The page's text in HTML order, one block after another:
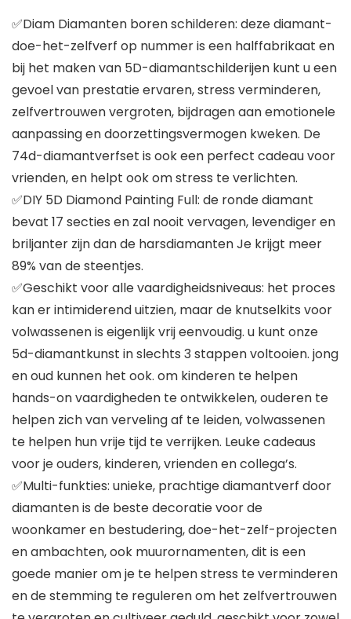
✅Diam Diamanten boren schilderen: deze diamant-
doe-het-zelfverf op nummer is een halffabrikaat en
bij het maken van 5D-diamantschilderijen kunt u een
gevoel van prestatie ervaren, stress verminderen,
zelfvertrouwen vergroten, bijdragen aan emotionele
aanpassing en doorzettingsvermogen kweken. De
74d-diamantverfset is ook een perfect cadeau voor
vrienden, en helpt ook om stress te verlichten.
✅DIY 5D Diamond Painting Full: de ronde diamant
bevat 17 secties en zal nooit vervagen, levendiger en
briljanter zijn dan de harsdiamanten Je krijgt meer
89% van de steentjes.
✅Geschikt voor alle vaardigheidsniveaus: het proces
kan er intimiderend uitzien, maar de knutselkits voor
volwassenen is eigenlijk vrij eenvoudig. u kunt onze
5d-diamantkunst in slechts 3 stappen voltooien. jong
en oud kunnen het ook. om kinderen te helpen
hands-on vaardigheden te ontwikkelen, ouderen te
helpen zich van verveling af te leiden, volwassenen
te helpen hun vrije tijd te verrijken. Leuke cadeaus
voor je ouders, kinderen, vrienden en collega’s.
✅Multi-funkties: unieke, prachtige diamantverf door
diamanten is de beste decoratie voor de
woonkamer en bestudering, doe-het-zelf-projecten
en ambachten, ook muurornamenten, dit is een
goede manier om je te helpen stress te verminderen
en de stemming te reguleren om het zelfvertrouwen